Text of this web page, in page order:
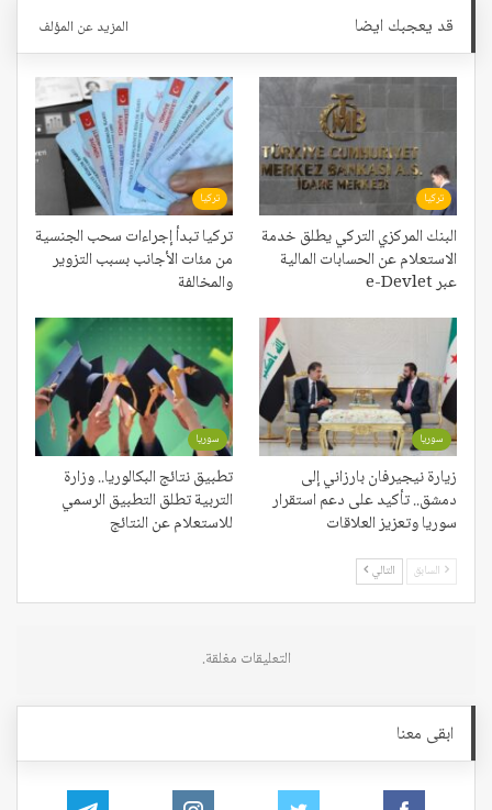
قد يعجبك ايضا المزيد عن المؤلف
تركيا
البنك المركزي التركي يطلق خدمة
الاستعلام عن الحسابات المالية
عبر e-Devlet
تركيا
تركيا تبدأ إجراءات سحب الجنسية
من مئات الأجانب بسبب التزوير
والمخالفة
سوريا
زيارة نيجيرفان بارزاني إلى
دمشق.. تأكيد على دعم استقرار
سوريا وتعزيز العلاقات
سوريا
تطبيق نتائج البكالوريا.. وزارة
التربية تطلق التطبيق الرسمي
للاستعلام عن النتائج
السابق التالي
التعليقات مغلقة.
ابقى معنا